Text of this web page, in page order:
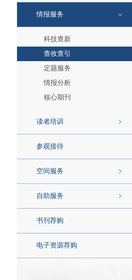
情报服务
科技查新
查收查引
定题服务
情报分析
核心期刊
读者培训
参观接待
空间服务
自助服务
书刊荐购
电子资源荐购